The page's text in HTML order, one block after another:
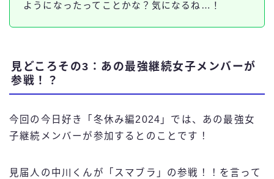
ようになったってことかな？気になるね…！
見どころその3：あの最強継続女子メンバーが
参戦！？
今回の今日好き「冬休み編2024」では、あの最強女
子継続メンバーが参加するとのことです！
見届人の中川くんが「スマブラ」の参戦！！を言って